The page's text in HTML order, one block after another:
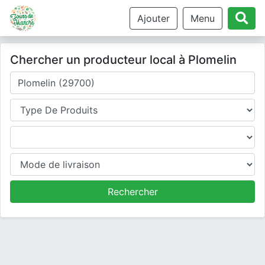
Ajouter Menu
Chercher un producteur local à Plomelin
Où cherchez-vous un producteur ?
Type de produits
Produits
Mode de livraison
Rechercher